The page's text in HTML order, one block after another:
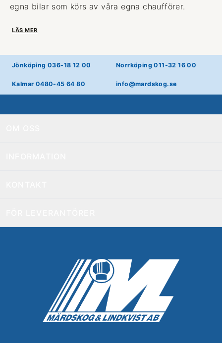
egna bilar som körs av våra egna chaufförer.
LÄS MER
Jönköping 036-18 12 00 Norrköping 011-32 16 00
Kalmar 0480-45 64 80 info@mardskog.se